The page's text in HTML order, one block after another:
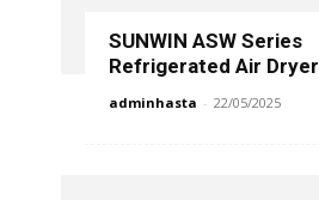
SUNWIN ASW Series
Refrigerated Air Dryer
adminhasta - 22/05/2025